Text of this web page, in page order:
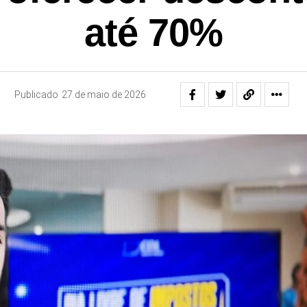
até 70%
Publicado 27 de maio de 2026